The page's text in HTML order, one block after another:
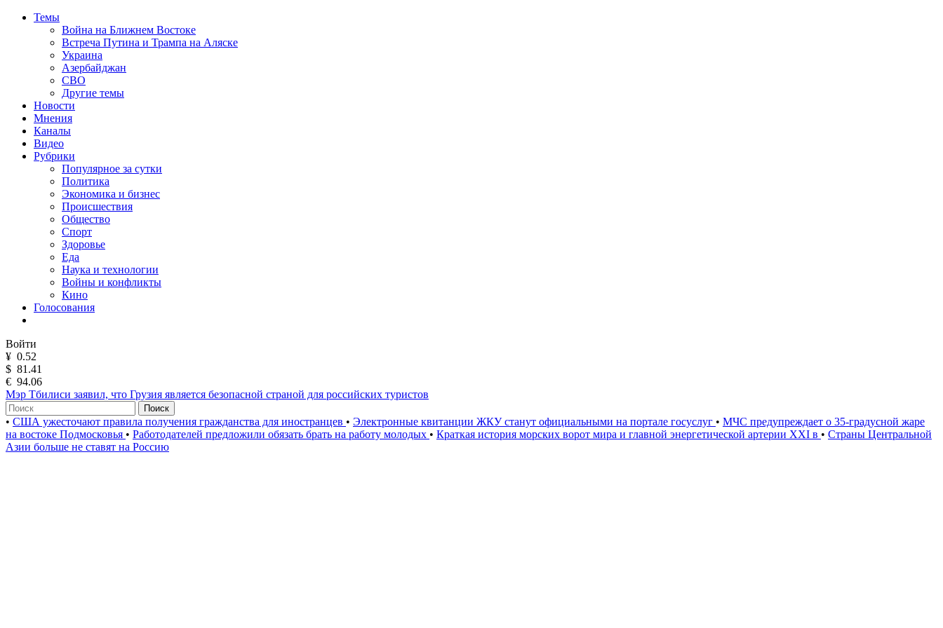
Темы
Война на Ближнем Востоке
Встреча Путина и Трампа на Аляске
Украина
Азербайджан
СВО
Другие темы
Новости
Мнения
Каналы
Видео
Рубрики
Популярное за сутки
Политика
Экономика и бизнес
Происшествия
Общество
Спорт
Здоровье
Еда
Наука и технологии
Войны и конфликты
Кино
Голосования
Войти
¥ 0.52
$ 81.41
€ 94.06
Мэр Тбилиси заявил, что Грузия является безопасной страной для российских туристов
Поиск
• США ужесточают правила получения гражданства для иностранцев • Электронные квитанции ЖКУ станут официальными на портале госуслуг • МЧС предупреждает о 35-градусной жаре
на востоке Подмосковья • Работодателей предложили обязать брать на работу молодых • Краткая история морских ворот мира и главной энергетической артерии XXI в • Страны Центральной
Азии больше не ставят на Россию